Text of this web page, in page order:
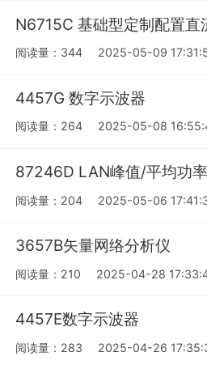
N6715C 基础型定制配置直
阅读量：344 2025-05-09
4457G 数字示波器
阅读量：264 2025-05-08
87246D LAN峰值/平均功
阅读量：204 2025-05-06
3657B矢量网络分析仪
阅读量：210 2025-04-28
4457E数字示波器
阅读量：283 2025-04-26